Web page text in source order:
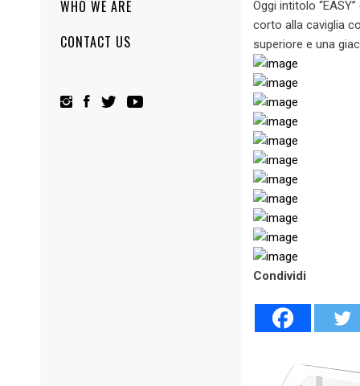
WHO WE ARE
CONTACT US
Oggi intitolo
corto alla caviglia
superiore e una
Condividi